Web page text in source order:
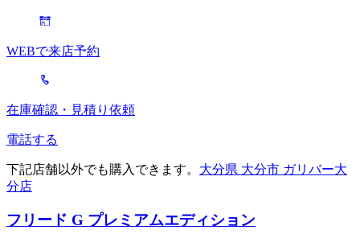
WEBで来店予約
在庫確認・見積り依頼
電話する
下記店舗以外でも購入できます。 大分県 大分市 ガリバー大
分店
フリード G プレミアムエディション